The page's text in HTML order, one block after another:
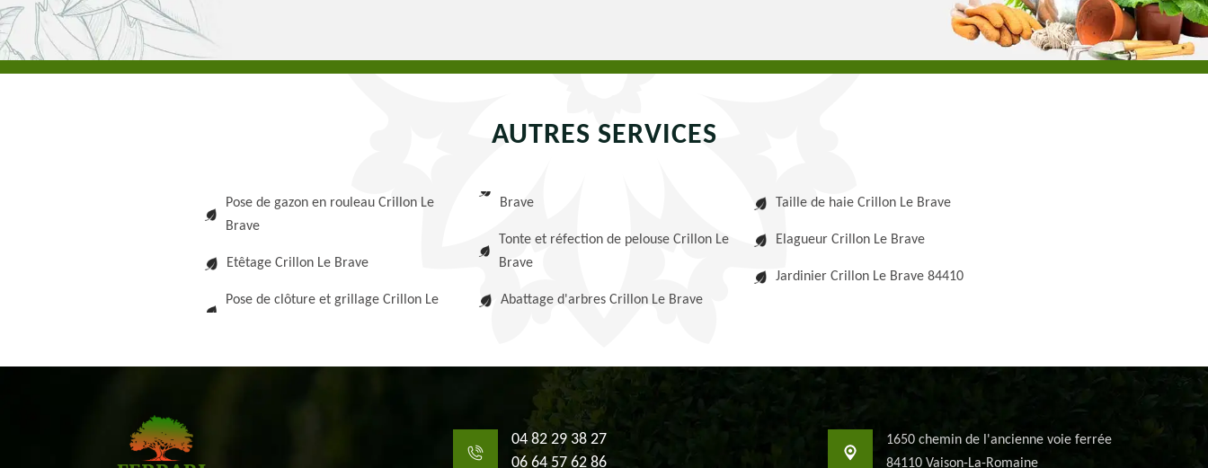
AUTRES SERVICES
Pose de gazon en rouleau Crillon Le
Brave
Etêtage Crillon Le Brave
Pose de clôture et grillage Crillon Le
Brave
Tonte et réfection de pelouse Crillon Le
Brave
Abattage d'arbres Crillon Le Brave
Taille de haie Crillon Le Brave
Elagueur Crillon Le Brave
Jardinier Crillon Le Brave 84410
04 82 29 38 27
06 64 57 62 86
1650 chemin de l'ancienne voie ferrée
84110 Vaison-La-Romaine